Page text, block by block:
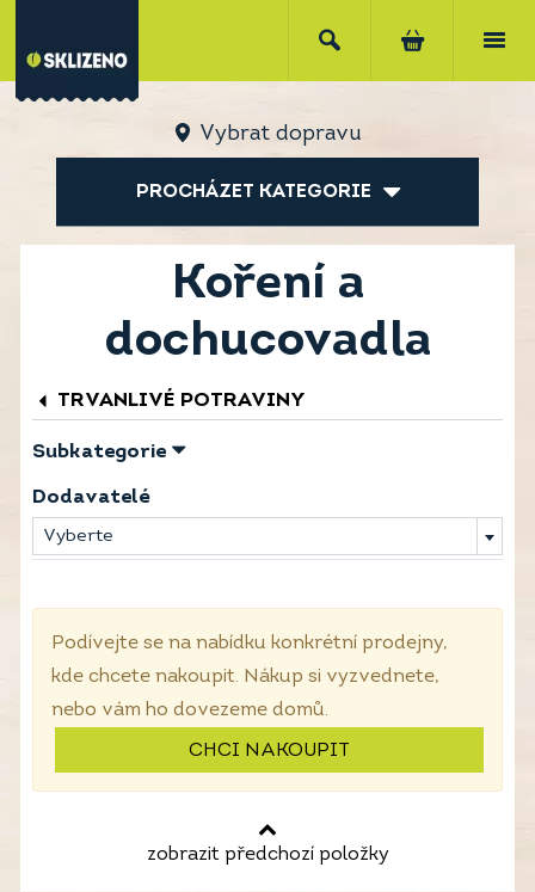
Vybrat dopravu
PROCHÁZET KATEGORIE
Koření a
dochucovadla
TRVANLIVÉ POTRAVINY
Subkategorie
Dodavatelé
Vyberte
Podívejte se na nabídku konkrétní prodejny,
kde chcete nakoupit. Nákup si vyzvednete,
nebo vám ho dovezeme domů.
CHCI NAKOUPIT
zobrazit předchozí položky